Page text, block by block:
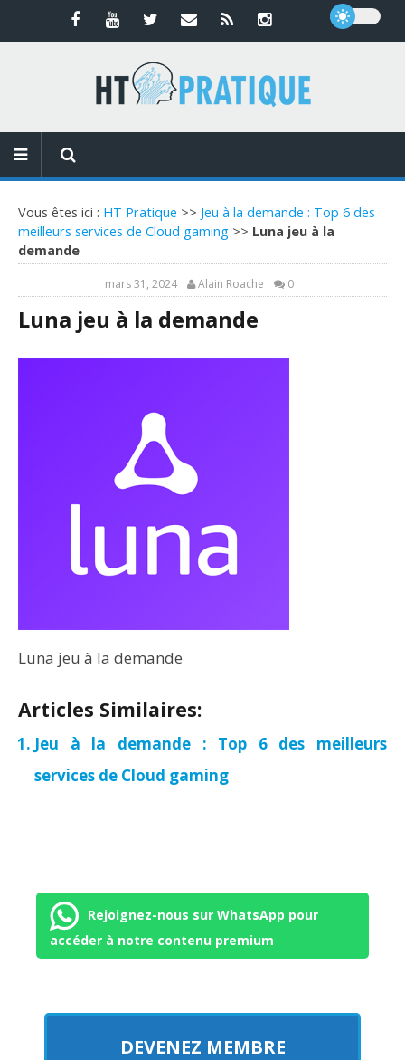
Vous êtes ici : HT Pratique >> Jeu à la demande : Top 6 des
meilleurs services de Cloud gaming >> Luna jeu à la
demande
mars 31, 2024 Alain Roache 0
Luna jeu à la demande
Luna jeu à la demande
Articles Similaires:
Jeu à la demande : Top 6 des meilleurs
services de Cloud gaming
Rejoignez-nous sur WhatsApp pour
accéder à notre contenu premium
DEVENEZ MEMBRE